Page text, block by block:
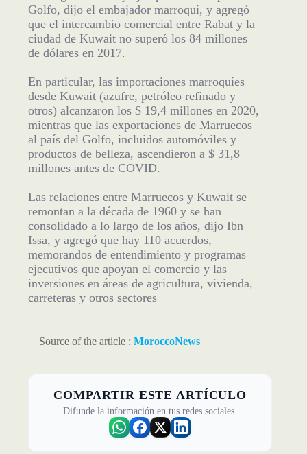
Marruecos mantiene una asociación
estratégica “fuerte y ejemplar” con el país del
Golfo, dijo el embajador marroquí, y agregó
que el intercambio comercial entre Rabat y la
de dólares en 2017.
En particular, las importaciones marroquíes
desde Kuwait (azufre, petróleo refinado y
otros) alcanzaron los $ 19,4 millones en 2020,
mientras que las exportaciones de Marruecos
al país del Golfo, incluidos automóviles y
millones antes de COVID.
Las relaciones entre Marruecos y Kuwait se
remontan a la década de 1960 y se han
consolidado a lo largo de los años, dijo Ibn
Issa, y agregó que hay 110 acuerdos,
memorandos de entendimiento y programas
ejecutivos que apoyan el comercio y las
Source of the article :MoroccoNews
COMPARTIR ESTE ARTÍCULO